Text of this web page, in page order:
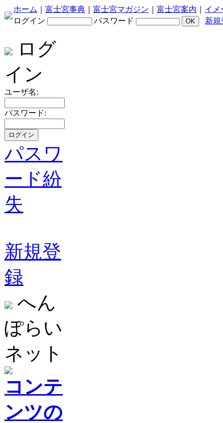
ホーム 富士宮事典 富士宮マガジン 富士宮案内
イメ
ログイン
パスワード 新規
ログ
イン
ユーザ名:
パスワード:
パスワ
ード紛
失
新規登
録
へん
ぽらい
ネット
コンテ
ンツの